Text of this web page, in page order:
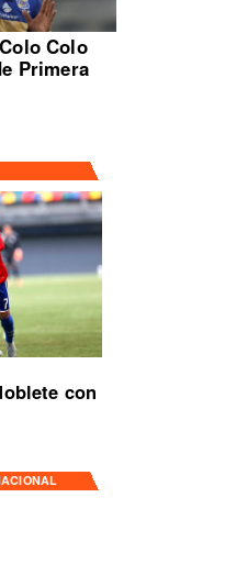
Colo
Primera
con